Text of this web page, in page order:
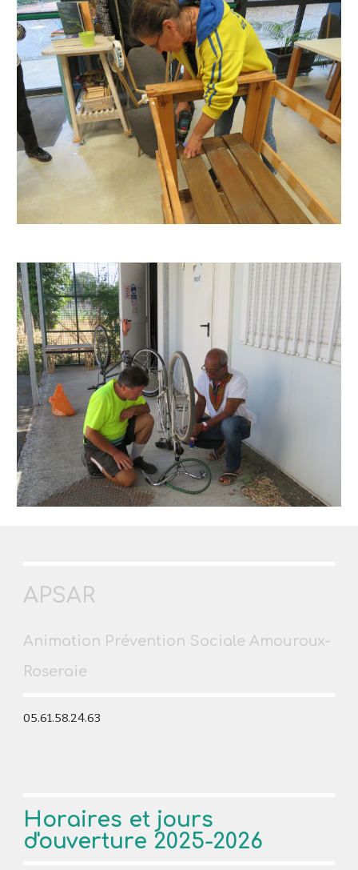
APSAR
Animation Prévention Sociale Amouroux-
Roseraie
05.61.58.24.63
Horaires et jours
d'ouverture 2025-2026